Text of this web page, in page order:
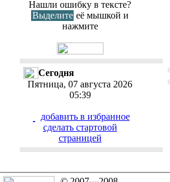
Нашли ошибку в тексте?
Выделите её мышкой и
нажмите
Сегодня
Пятница, 07 августа 2026
05:39
добавить в избранное
cделать стартовой
страницей